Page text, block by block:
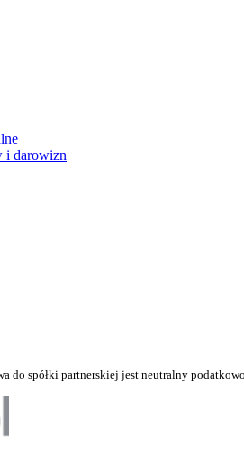
i darowizn
do spółki partnerskiej jest neutralny